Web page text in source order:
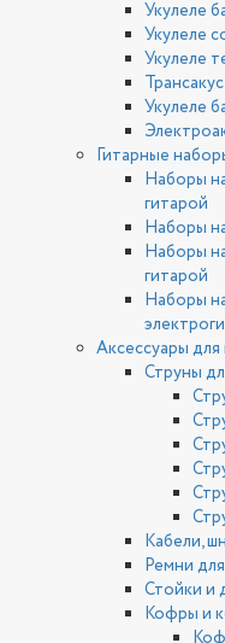
Укулеле
Укулеле
Укулеле
Укулеле
Гитарные
Наборы
гитарой
Наборы
Наборы
гитарой
Наборы
Аксессуары для
Струны
Кабели,
Ремни
Стойки и
Кофры и